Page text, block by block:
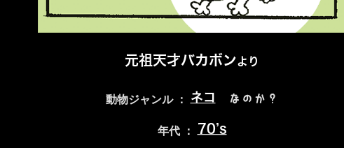
元祖天才バカボンより
動物ジャンル ： ネコ なのか？
年代 ： 70’s